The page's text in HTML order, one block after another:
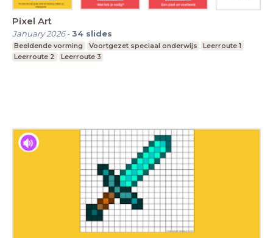
Pixel Art
January 2026-34 slides
Beeldende vorming Voortgezet speciaal onderwijs
Leerroute 1
Leerroute 2
Leerroute 3